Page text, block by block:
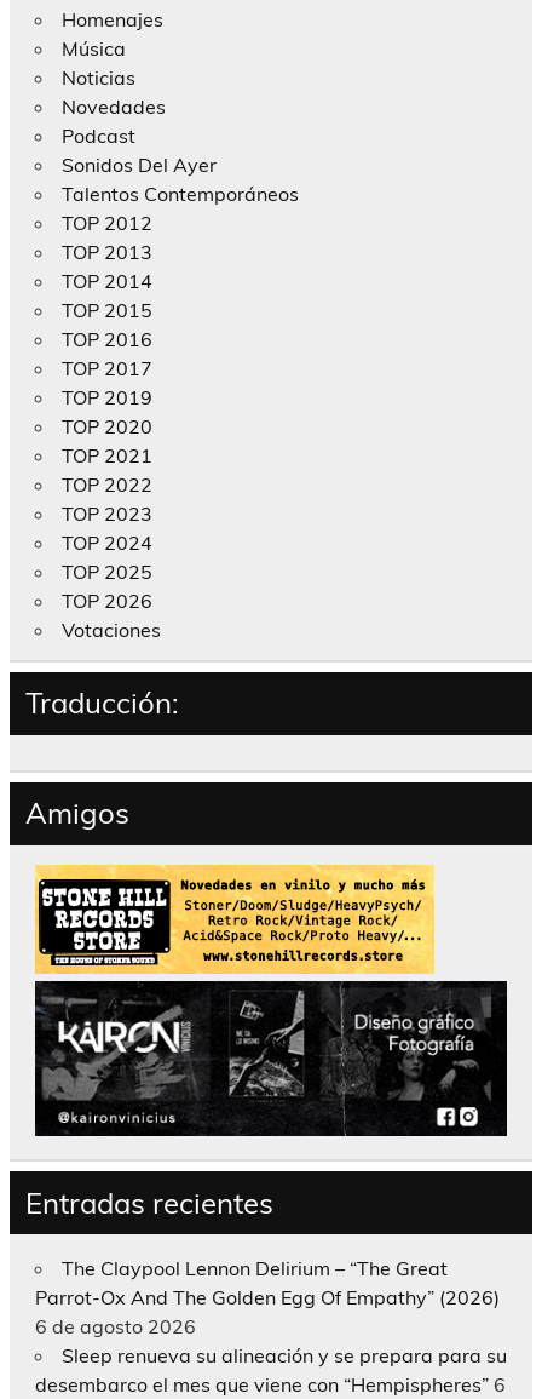
Homenajes
Música
Noticias
Novedades
Podcast
Sonidos Del Ayer
Talentos Contemporáneos
TOP 2012
TOP 2013
TOP 2014
TOP 2015
TOP 2016
TOP 2017
TOP 2019
TOP 2020
TOP 2021
TOP 2022
TOP 2023
TOP 2024
TOP 2025
TOP 2026
Votaciones
Traducción:
Amigos
Entradas recientes
The Claypool Lennon Delirium – “The Great
Parrot-Ox And The Golden Egg Of Empathy” (2026)
6 de agosto 2026
Sleep renueva su alineación y se prepara para su
desembarco el mes que viene con “Hempispheres” 6